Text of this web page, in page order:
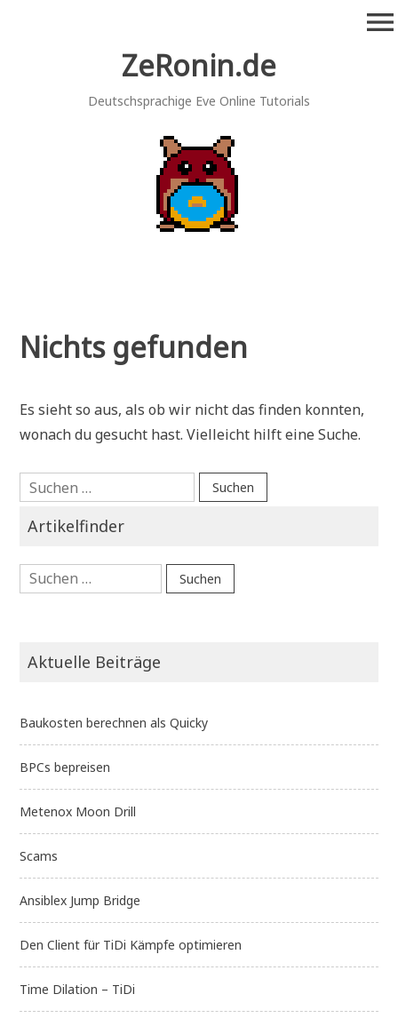
ZeRonin.de
Deutschsprachige Eve Online Tutorials
menu
Nichts gefunden
Es sieht so aus, als ob wir nicht das finden konnten,
wonach du gesucht hast. Vielleicht hilft eine Suche.
Suchen
nach:
Artikelfinder
Suchen
nach:
Aktuelle Beiträge
Baukosten berechnen als Quicky
BPCs bepreisen
Metenox Moon Drill
Scams
Ansiblex Jump Bridge
Den Client für TiDi Kämpfe optimieren
Time Dilation – TiDi